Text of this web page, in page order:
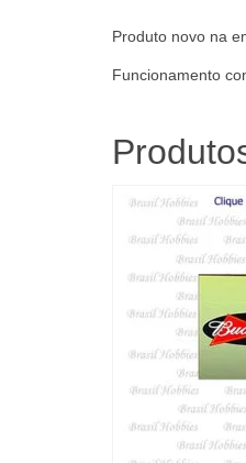
Produto novo na
Funcionamento